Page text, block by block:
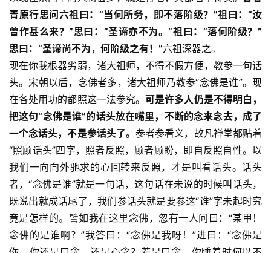
资
讯
青原行思问六祖曰：“当何所务，即不落阶级？”祖曰：“汝
曾作甚么来？”思曰：“圣谛亦不为。”祖曰：“落何阶级？”
思曰：“圣谛尚不为，何阶级之有！”六祖深器之。
现在你我根器劣弱，诸大祖师，不得不假方便，教参一句话
头。宋朝以后，念佛者多，诸大祖师乃教参“念佛是谁”。现
在各处用功的都照这一法参究。可是许多人仍是不得明白，
把这句“念佛是谁”的话头放在嘴里，不断的念来念去，成了
一个念话头，不是参话头了。参者参看义，故凡禅堂都贴着
“照顾话头”四字，照者反照，顾者顾盼，即自反照自性。以
我们一向向外驰求的心回转来反照，才是叫看话头。话头
者，“念佛是谁”就是一句话，这句话在未说的时候叫话头，
既说出就成话尾了，我们参话头就是要参这“谁”字未起时究
竟是怎样的。譬如我在这里念佛，忽有一人问曰：“某甲！
念佛的是谁啊？”我答曰：“念佛是我呀！”进曰：“念佛是